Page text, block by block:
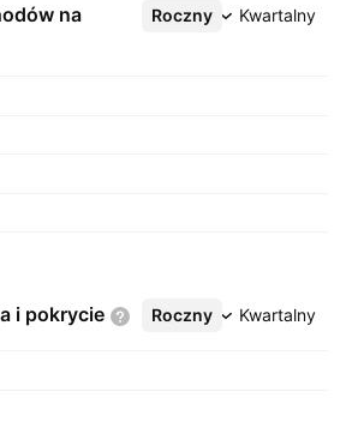
na
Roczny Kwartalny
Więcej
i pokrycie Roczny Kwartalny
Więcej